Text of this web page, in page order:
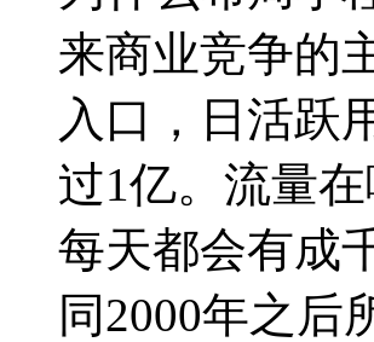
来商业竞争的
入口，日活跃
过1亿。流量
每天都会有成
同2000年之后